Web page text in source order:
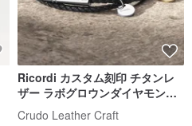
Ricordi カスタム刻印 チタンレ
ザー ラボグロウンダイヤモンド
ペアブレスレット (2色)
Crudo Leather Craft